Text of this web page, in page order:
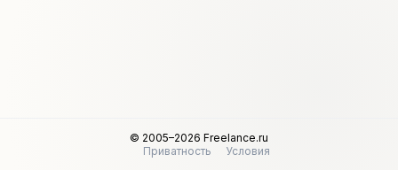
© 2005–2026 Freelance.ru
Приватность
Условия